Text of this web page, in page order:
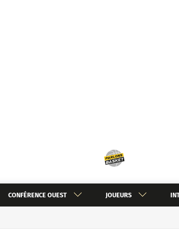
CONFÉRENCE OUEST JOUEURS